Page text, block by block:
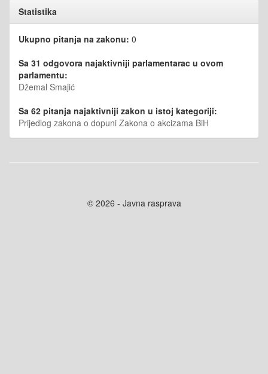
Statistika
Ukupno pitanja na zakonu: 0
Sa 31 odgovora najaktivniji parlamentarac u ovom
parlamentu:
Džemal Smajić
Sa 62 pitanja najaktivniji zakon u istoj kategoriji:
Prijedlog zakona o dopuni Zakona o akcizama BiH
© 2026 - Javna rasprava